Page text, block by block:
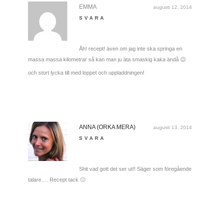
augusti 12, 2014
EMMA
SVARA
Åh! recept! även om jag inte ska springa en
massa massa kilometrar så kan man ju äta smaskig kaka ändå 😉
och stort lycka till med loppet och uppladdningen!
augusti 13, 2014
ANNA (ORKA MERA)
SVARA
Shit vad gott det ser ut!! Säger som föregående
talare…. Recept tack 🙂